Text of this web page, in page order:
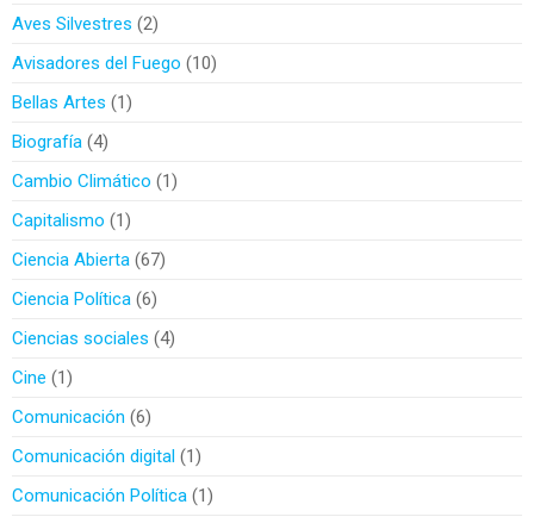
Aves Silvestres 2
Avisadores del Fuego
10
Bellas Artes
1
Biografía 4
Cambio Climático
1
Capitalismo
1
Ciencia Abierta 67
Ciencia Política 6
Ciencias sociales 4
Cine
1
Comunicación 6
Comunicación digital 1
Comunicación Política 1